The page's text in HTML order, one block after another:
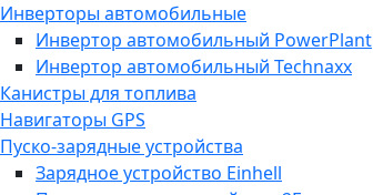
Инверторы автомобильные
Инвертор автомобильный PowerPlant
Инвертор автомобильный Technaxx
Канистры для топлива
Навигаторы GPS
Пуско-зарядные устройства
Зарядное устройство Einhell